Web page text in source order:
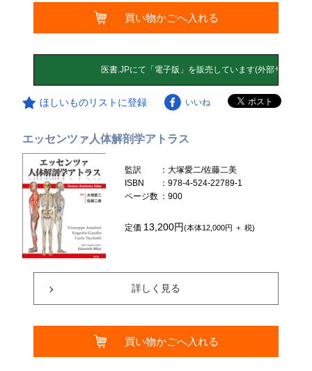
買い物かごへ入れる
ほしいものリストに登録 いいね
エッセンツァ人体解剖学アトラス
監訳
：大塚愛二/佐藤二美
ISBN
：978-4-524-22789-1
ページ数 ：900
定価 13,200円(本体12,000円 ＋ 税)
詳しく見る
買い物かごへ入れる